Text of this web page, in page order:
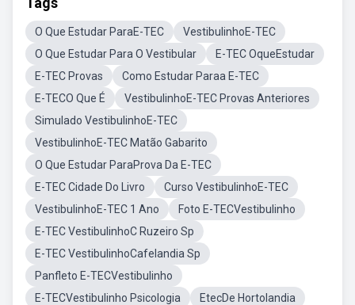
O Que Estudar ParaE-TEC
VestibulinhoE-TEC
O Que Estudar Para O Vestibular
E-TEC OqueEstudar
E-TEC Provas
Como Estudar Paraa E-TEC
E-TECO Que É
VestibulinhoE-TEC Provas Anteriores
Simulado VestibulinhoE-TEC
VestibulinhoE-TEC Matão Gabarito
O Que Estudar ParaProva Da E-TEC
E-TEC Cidade Do Livro
Curso VestibulinhoE-TEC
VestibulinhoE-TEC 1 Ano
Foto E-TECVestibulinho
E-TEC VestibulinhoC Ruzeiro Sp
E-TEC VestibulinhoCafelandia Sp
Panfleto E-TECVestibulinho
E-TECVestibulinho Psicologia
EtecDe Hortolandia